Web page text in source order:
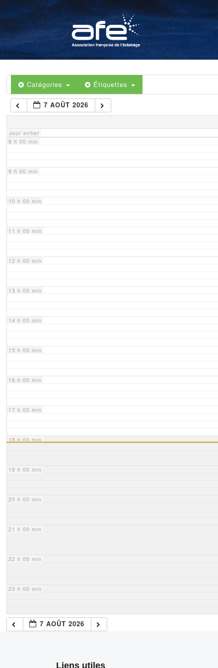
Catégories Étiquettes
7 AOÛT 2026
Jour entier
4 h 00 min
5 h 00 min
6 h 00 min
7 h 00 min
8 h 00 min
9 h 00 min
10 h 00 min
11 h 00 min
12 h 00 min
13 h 00 min
14 h 00 min
15 h 00 min
16 h 00 min
17 h 00 min
18 h 00 min
19 h 00 min
20 h 00 min
21 h 00 min
22 h 00 min
23 h 00 min
7 AOÛT 2026
Liens utiles